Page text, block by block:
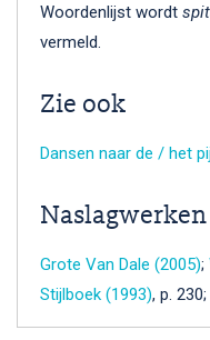
Woordenlijst wordt
vermeld.
Zie ook
Dansen naar de / het
Naslagwerken
Grote Van Dale (2005);
Stijlboek (1993), p. 230;